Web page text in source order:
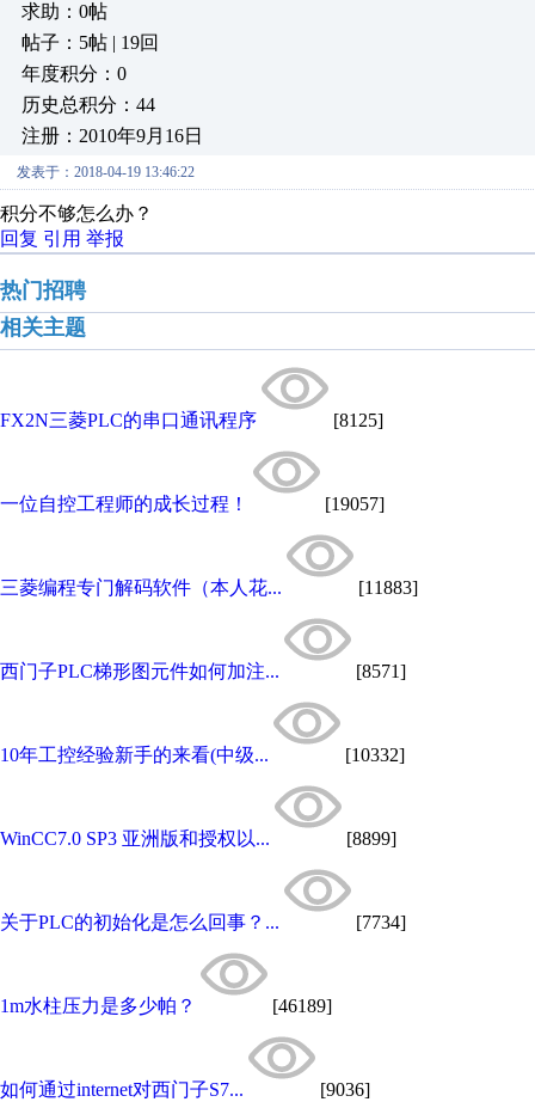
求助：0帖
帖子：5帖 | 19回
年度积分：0
历史总积分：44
注册：2010年9月16日
发表于：2018-04-19 13:46:22
积分不够怎么办？
回复 引用 举报
热门招聘
相关主题
FX2N三菱PLC的串口通讯程序 [8125]
一位自控工程师的成长过程！ [19057]
三菱编程专门解码软件（本人花... [11883]
西门子PLC梯形图元件如何加注... [8571]
10年工控经验新手的来看(中级... [10332]
WinCC7.0 SP3 亚洲版和授权以... [8899]
关于PLC的初始化是怎么回事？... [7734]
1m水柱压力是多少帕？ [46189]
如何通过internet对西门子S7... [9036]